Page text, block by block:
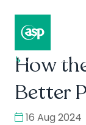
↳ Composer II /
How
Better
16 Aug 2024